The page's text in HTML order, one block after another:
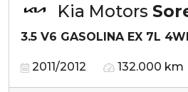
Kia Motors
3.5 V6 GASOLINA EX 7L
2011/2012 132.000 km